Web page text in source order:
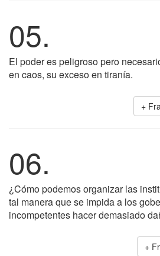
05.
El poder es peligroso pero
en caos, su exceso en tiranía.
+
06.
¿Cómo podemos organizar las
tal manera que se impida a los
incompetentes hacer demasiado
+